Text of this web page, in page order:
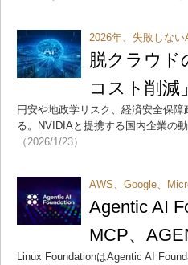
2026年、失敗しな
脱クラウ
コスト削減
円安や地政学リスク、経済安全保
る。NVIDIAと提携する国内企業の
（2026/1/23）
AWS、Google、
Agentic AI
MCP、
Linux FoundationはAgentic AI